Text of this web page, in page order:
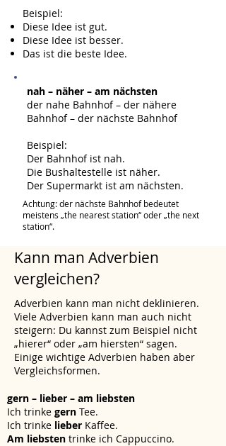
Beispiel:
Diese Idee ist gut.
Diese Idee ist besser.
Das ist die beste Idee.
nah – näher – am nächsten
der nahe Bahnhof – der nähere
Bahnhof – der nächste Bahnhof
Beispiel:
Der Bahnhof ist nah.
Die Bushaltestelle ist näher.
Der Supermarkt ist am nächsten.
Achtung: der nächste Bahnhof bedeutet
meistens „the nearest station“ oder „the next
station“.
Kann man Adverbien
vergleichen?
Adverbien kann man nicht deklinieren.
Viele Adverbien kann man auch nicht
steigern: Du kannst zum Beispiel nicht
„hierer“ oder „am hiersten“ sagen.
Einige wichtige Adverbien haben aber
Vergleichsformen.
gern – lieber – am liebsten
Ich trinke gern Tee.
Ich trinke lieber Kaffee.
Am liebsten trinke ich Cappuccino.